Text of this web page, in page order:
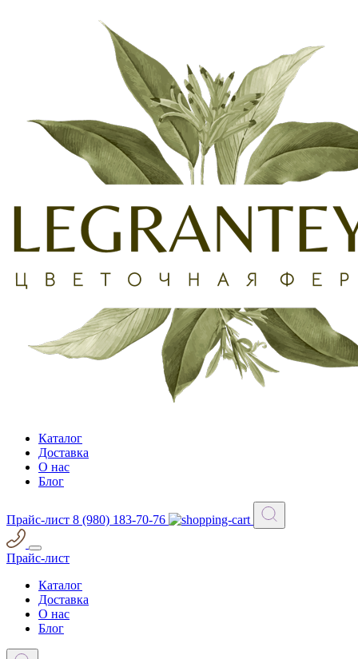
Каталог
Доставка
О нас
Блог
Прайс-лист 8 (980) 183-70-76
Прайс-лист
Каталог
Доставка
О нас
Блог